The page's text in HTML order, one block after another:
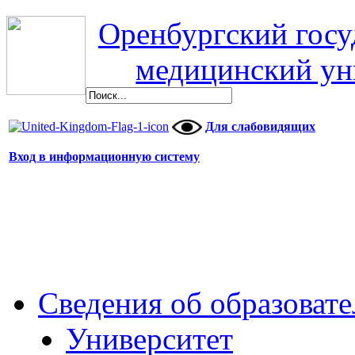
Оренбургский
медицинский
Для слабовидящих
Вход в информационную систему
Сведения об
Университет